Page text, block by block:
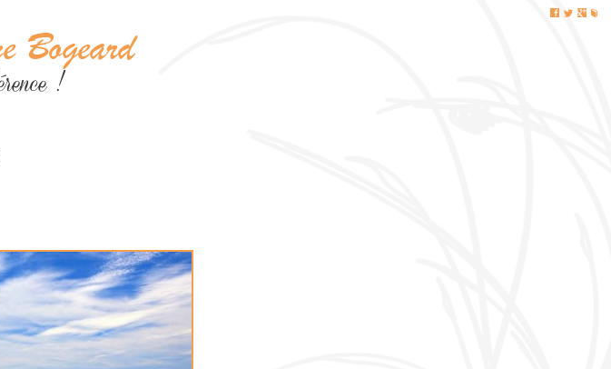
j i k l